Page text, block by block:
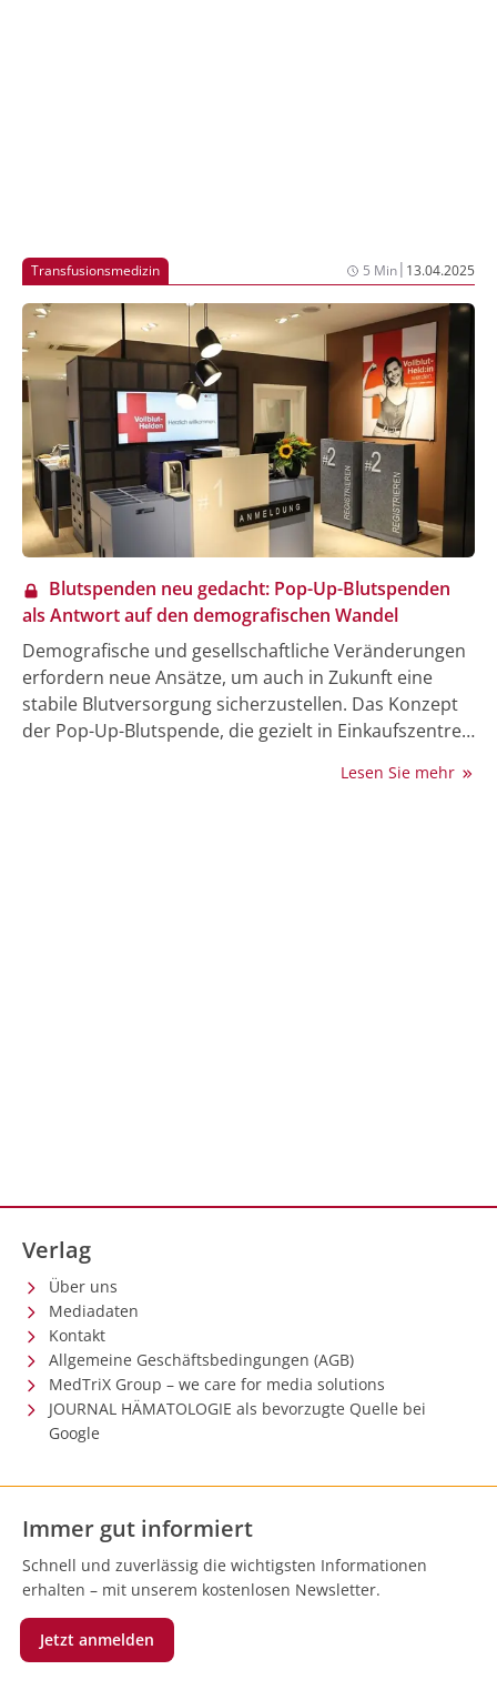
Transfusionsmedizin 5 Min| 13.04.2025
Blutspenden neu gedacht: Pop-Up-Blutspenden
als Antwort auf den demografischen Wandel
Demografische und gesellschaftliche Veränderungen
erfordern neue Ansätze, um auch in Zukunft eine
stabile Blutversorgung sicherzustellen. Das Konzept
der Pop-Up-Blutspende, die gezielt in Einkaufszentren
weniger erreichte Zielgruppen an. Diese Pop-Up-
Lesen Sie mehr
Verlag
Über uns
Mediadaten
Kontakt
Allgemeine Geschäftsbedingungen (AGB)
MedTriX Group – we care for media solutions
JOURNAL HÄMATOLOGIE als bevorzugte Quelle bei
Google
Immer gut informiert
Schnell und zuverlässig die wichtigsten Informationen
erhalten – mit unserem kostenlosen Newsletter.
Jetzt anmelden